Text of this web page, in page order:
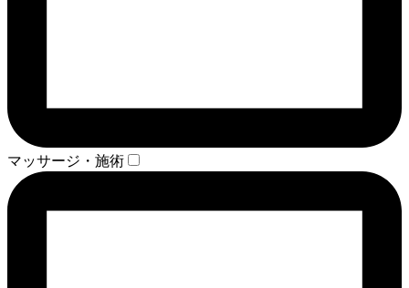
マッサージ・施術